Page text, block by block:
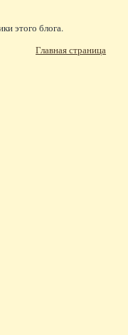
этого блога.
Главная страница